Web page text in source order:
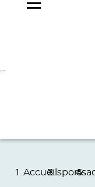
Accueil sports